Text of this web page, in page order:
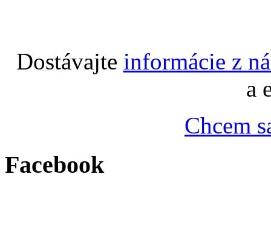
Dostávajte informácie z
a
Chcem
Facebook